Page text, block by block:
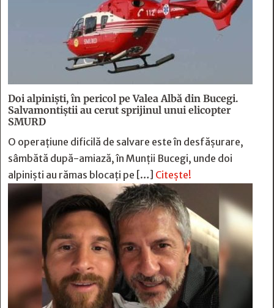
Doi alpiniști, în pericol pe Valea Albă din Bucegi.
Salvamontiștii au cerut sprijinul unui elicopter
SMURD
O operațiune dificilă de salvare este în desfășurare,
sâmbătă după-amiază, în Munții Bucegi, unde doi
alpiniști au rămas blocați pe […] Citește!